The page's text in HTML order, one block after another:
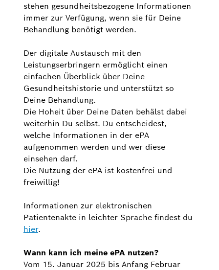
stehen gesundheitsbezogene Informationen
immer zur Verfügung, wenn sie für Deine
Behandlung benötigt werden.
Der digitale Austausch mit den
Leistungserbringern ermöglicht einen
einfachen Überblick über Deine
Gesundheitshistorie und unterstützt so
Deine Behandlung.
Die Hoheit über Deine Daten behälst dabei
weiterhin Du selbst. Du entscheidest,
welche Informationen in der ePA
aufgenommen werden und wer diese
einsehen darf.
Die Nutzung der ePA ist kostenfrei und
freiwillig!
Informationen zur elektronischen
Patientenakte in leichter Sprache findest du
hier.
Wann kann ich meine ePA nutzen?
Vom 15. Januar 2025 bis Anfang Februar